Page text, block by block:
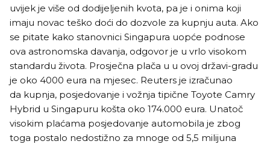
uvijek je više od dodijeljenih kvota, pa je i onima koji
imaju novac teško doći do dozvole za kupnju auta. Ako
se pitate kako stanovnici Singapura uopće podnose
ova astronomska davanja, odgovor je u vrlo visokom
standardu života. Prosječna plača u u ovoj državi-gradu
je oko 4000 eura na mjesec. Reuters je izračunao
da kupnja, posjedovanje i vožnja tipične Toyote Camry
Hybrid u Singapuru košta oko 174.000 eura. Unatoč
visokim plaćama posjedovanje automobila je zbog
toga postalo nedostižno za mnoge od 5,5 milijuna